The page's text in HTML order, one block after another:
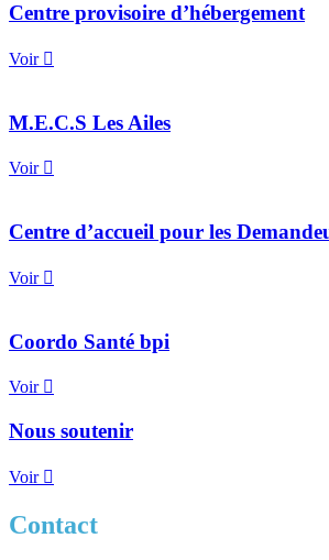
Centre provisoire d’hébergement
Voir
M.E.C.S Les Ailes
Voir
Centre d’accueil pour les
Voir
Coordo Santé bpi
Voir
Nous soutenir
Voir
Contact